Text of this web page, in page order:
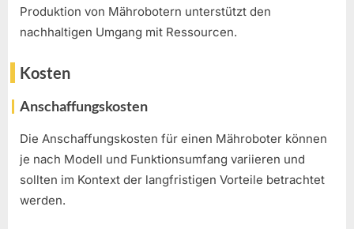
Produktion von Mährobotern unterstützt den
nachhaltigen Umgang mit Ressourcen.
Kosten
Anschaffungskosten
Die Anschaffungskosten für einen Mähroboter können
je nach Modell und Funktionsumfang variieren und
sollten im Kontext der langfristigen Vorteile betrachtet
werden.